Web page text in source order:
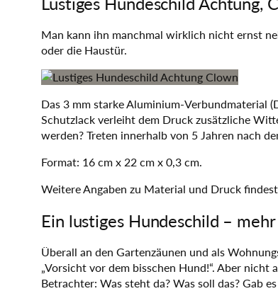
Man kann ihn manchmal wirklich nicht ernst
oder die Haustür.
Das 3 mm starke Aluminium-Verbundmaterial
Schutzlack verleiht dem Druck zusätzliche
werden? Treten innerhalb von 5 Jahren nach
Format: 16 cm x 22 cm x 0,3 cm.
Weitere Angaben zu Material und Druck
Ein lustiges Hundeschild –
Überall an den Gartenzäunen und als
„Vorsicht vor dem bisschen Hund!“. Aber
Betrachter: Was steht da? Was soll das? Gab